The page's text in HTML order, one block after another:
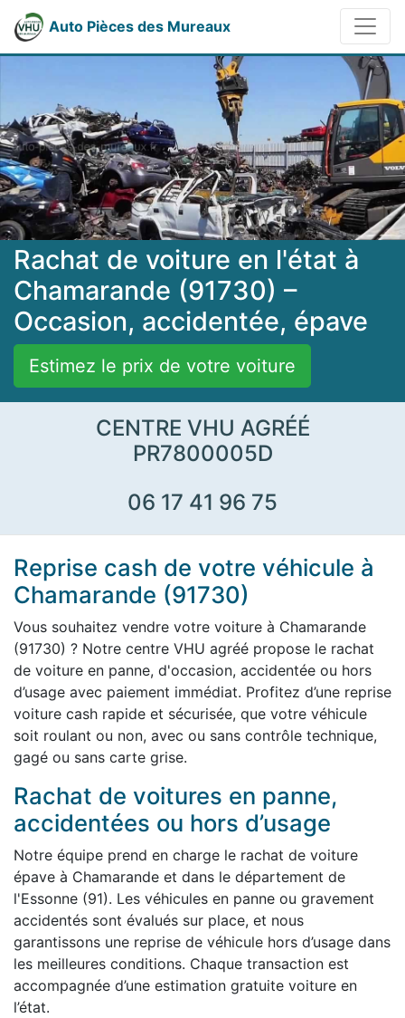
Auto Pièces des Mureaux
Rachat de voiture en l'état à
Chamarande (91730) –
Occasion, accidentée, épave
Estimez le prix de votre voiture
CENTRE VHU AGRÉÉ
PR7800005D
06 17 41 96 75
Reprise cash de votre véhicule à
Chamarande (91730)
Vous souhaitez vendre votre voiture à Chamarande
(91730) ? Notre centre VHU agréé propose le rachat
de voiture en panne, d'occasion, accidentée ou hors
d’usage avec paiement immédiat. Profitez d’une reprise
voiture cash rapide et sécurisée, que votre véhicule
soit roulant ou non, avec ou sans contrôle technique,
gagé ou sans carte grise.
Rachat de voitures en panne,
accidentées ou hors d’usage
Notre équipe prend en charge le rachat de voiture
épave à Chamarande et dans le département de
l'Essonne (91). Les véhicules en panne ou gravement
accidentés sont évalués sur place, et nous
garantissons une reprise de véhicule hors d’usage dans
les meilleures conditions. Chaque transaction est
accompagnée d’une estimation gratuite voiture en
l’état.